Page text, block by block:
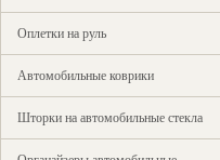
Оплетки на руль
Автомобильные коврики
Шторки на автомобильные стекла